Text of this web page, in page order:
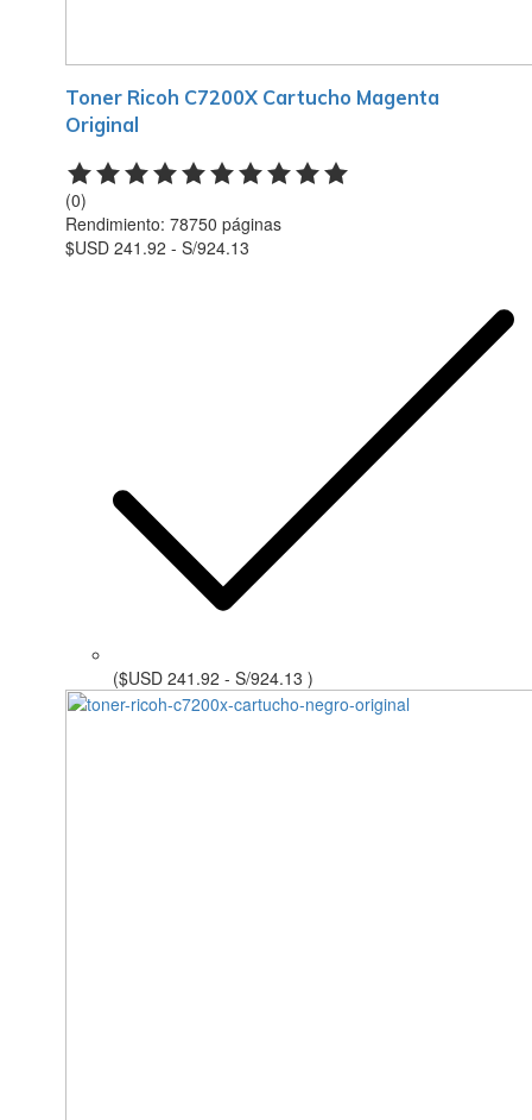
Toner Ricoh C7200X Cartucho Magenta
Original
(0)
Rendimiento: 78750 páginas
$USD 241.92 - S/924.13
($USD 241.92 - S/924.13 )